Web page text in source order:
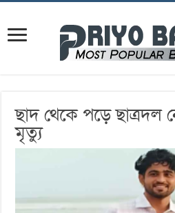
ছাদ থেকে পড়ে ছাত্রদল
মৃত্যু